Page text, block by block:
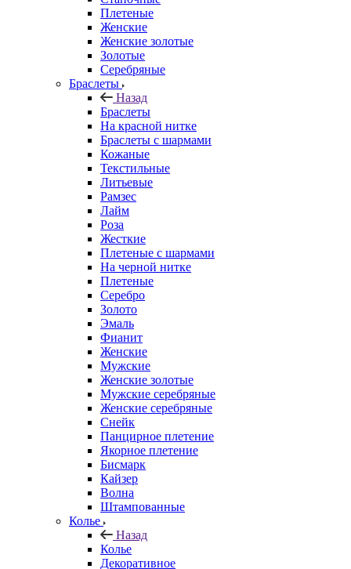
Плетеные
Женские
Женские золотые
Золотые
Серебряные
Браслеты
Назад
Браслеты
На красной нитке
Браслеты с шармами
Кожаные
Текстильные
Литьевые
Рамзес
Лайм
Роза
Жесткие
Плетеные с шармами
На черной нитке
Плетеные
Серебро
Золото
Эмаль
Фианит
Женские
Мужские
Женские золотые
Мужские серебряные
Женские серебряные
Снейк
Панцирное плетение
Якорное плетение
Бисмарк
Кайзер
Волна
Штампованные
Колье
Назад
Колье
Декоративное